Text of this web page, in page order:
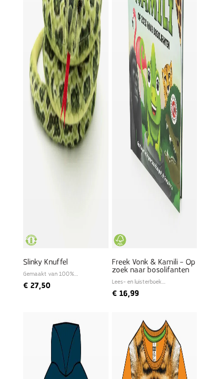
Slinky Knuffel
Gemaakt van 100%
€ 27,50
Freek Vonk & Kamili – Op
zoek naar bosolifanten
Lees- en luisterboek
€16,99